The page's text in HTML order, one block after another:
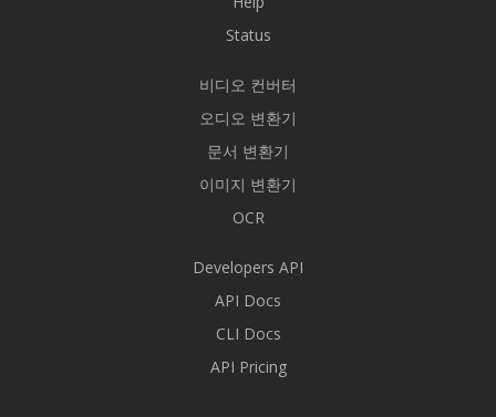
Status
비디오 컨버터
오디오 변환기
문서 변환기
이미지 변환기
OCR
Developers API
API Docs
CLI Docs
API Pricing